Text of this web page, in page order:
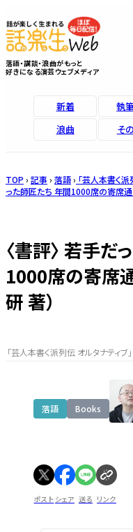
落語・講談・浪曲がもっと
好きになる演芸ウェブメディア
新着 執
浪曲
そ
TOP › 記事 › 落語› 「芸人本書く
った師匠たち 年間1000席の寄席通
〈書評〉 若手だ
1000席の寄席
研 著）
「芸人本書く派列伝 オルタナティブ
落語 Books
ポスト シェア 送る リンク